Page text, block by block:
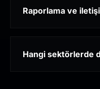
Raporlama ve
Hangi sektörlerde